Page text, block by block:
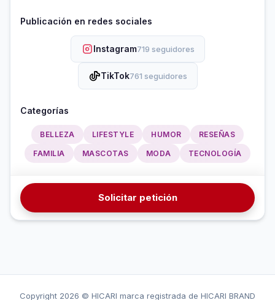
Publicación en redes sociales
Instagram719 seguidores
TikTok761 seguidores
Categorías
BELLEZA LIFESTYLE HUMOR RESEÑAS
FAMILIA MASCOTAS MODA TECNOLOGÍA
Solicitar petición
Copyright 2026 © HICARI marca registrada de HICARI BRAND